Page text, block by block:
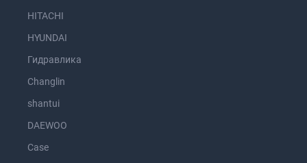
HITACHI
HYUNDAI
Гидравлика
Changlin
shantui
DAEWOO
Case